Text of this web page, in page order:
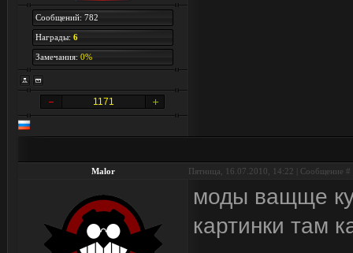
Сообщений: 782
Награды: 6
Замечания: 0%
1171
Malor Пятница, 16.07.2010, 14:22 | Сообщение #
моды ващще
картинки там